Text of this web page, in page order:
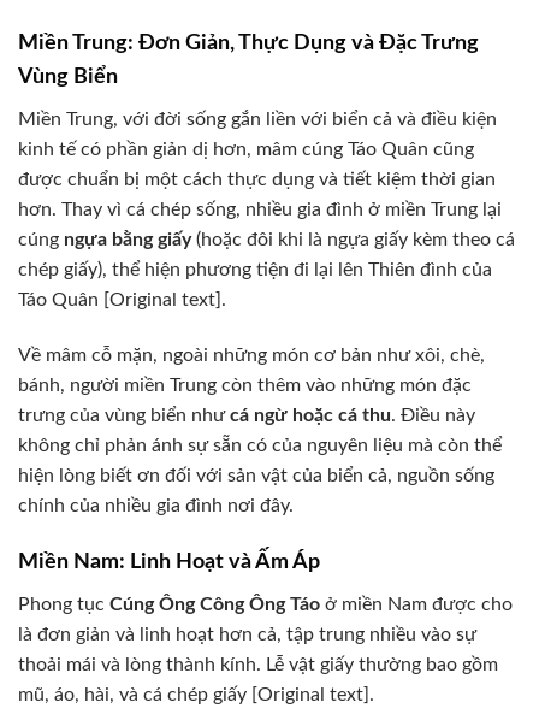
Miền Trung: Đơn Giản, Thực Dụng và Đặc Trưng
Vùng Biển
Miền Trung, với đời sống gắn liền với biển cả và điều kiện
kinh tế có phần giản dị hơn, mâm cúng Táo Quân cũng
được chuẩn bị một cách thực dụng và tiết kiệm thời gian
hơn. Thay vì cá chép sống, nhiều gia đình ở miền Trung lại
cúng ngựa bằng giấy(hoặc đôi khi là ngựa giấy kèm theo cá
chép giấy), thể hiện phương tiện đi lại lên Thiên đình của
Táo Quân [Original text].
Về mâm cỗ mặn, ngoài những món cơ bản như xôi, chè,
bánh, người miền Trung còn thêm vào những món đặc
trưng của vùng biển nhưcá ngừ hoặc cá thu. Điều này
không chỉ phản ánh sự sẵn có của nguyên liệu mà còn thể
hiện lòng biết ơn đối với sản vật của biển cả, nguồn sống
chính của nhiều gia đình nơi đây.
Miền Nam: Linh Hoạt và Ấm Áp
Phong tục Cúng Ông Công Ông Táo ở miền Nam được cho
là đơn giản và linh hoạt hơn cả, tập trung nhiều vào sự
thoải mái và lòng thành kính. Lễ vật giấy thường bao gồm
mũ, áo, hài, và cá chép giấy [Original text].